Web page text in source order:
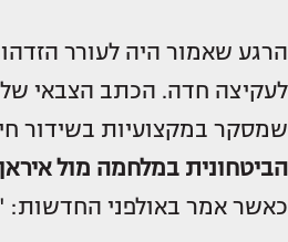
הרגע שאמור היה לעורר
לעקיצה חדה. הכתב הצבאי של
שמסקר במקצועיות בשידור
הביטחונית במלחמה מול
כאשר אמר באולפני